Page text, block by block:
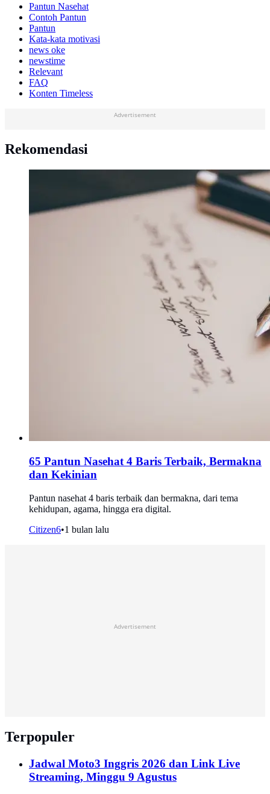
Pantun Nasehat
Contoh Pantun
Pantun
Kata-kata motivasi
news oke
newstime
Relevant
FAQ
Konten Timeless
Advertisement
Rekomendasi
65 Pantun Nasehat 4 Baris Terbaik, Bermakna
dan Kekinian
Pantun nasehat 4 baris terbaik dan bermakna, dari tema
kehidupan, agama, hingga era digital.
Citizen6•1 bulan lalu
Advertisement
Terpopuler
Jadwal Moto3 Inggris 2026 dan Link Live
Streaming, Minggu 9 Agustus